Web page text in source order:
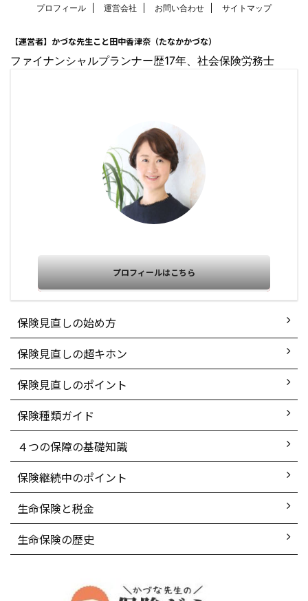
プロフィール 運営会社 お問い合わせ サイトマップ
【運営者】かづな先生こと田中香津奈（たなかかづな）
ファイナンシャルプランナー歴17年、社会保険労務士
プロフィールはこちら
保険見直しの始め方
保険見直しの超キホン
保険見直しのポイント
保険種類ガイド
４つの保障の基礎知識
保険継続中のポイント
生命保険と税金
生命保険の歴史